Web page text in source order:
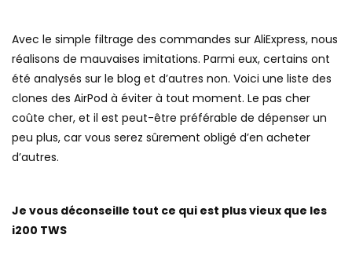
Avec le simple filtrage des commandes sur AliExpress, nous
réalisons de mauvaises imitations. Parmi eux, certains ont
été analysés sur le blog et d’autres non. Voici une liste des
clones des AirPod à éviter à tout moment. Le pas cher
coûte cher, et il est peut-être préférable de dépenser un
peu plus, car vous serez sûrement obligé d’en acheter
d’autres.
Je vous déconseille tout ce qui est plus vieux que les
i200 TWS